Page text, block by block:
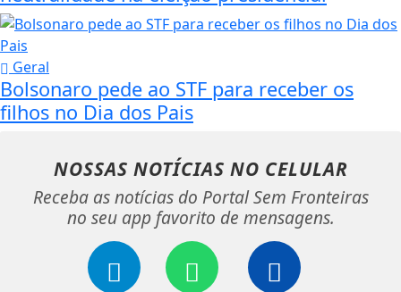
Geral
Bolsonaro pede ao STF para receber os
filhos no Dia dos Pais
NOSSAS NOTÍCIAS NO CELULAR
Receba as notícias do Portal Sem Fronteiras
no seu app favorito de mensagens.